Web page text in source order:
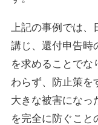
上記の事例では
講じ、還付申告時
を求めることでな
わらず、防止策を
大きな被害になっ
を完全に防ぐこと